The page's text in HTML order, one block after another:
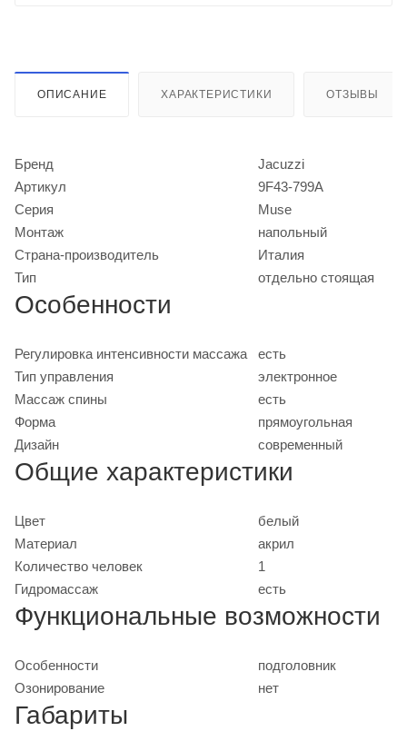
ОПИСАНИЕ ХАРАКТЕРИСТИКИ ОТЗЫВЫ
Бренд
Jacuzzi
Артикул
9F43-799A
Серия
Muse
Монтаж
напольный
Страна-производитель
Италия
Тип
отдельно стоящая
Особенности
Регулировка интенсивности массажа
есть
Тип управления
электронное
Массаж спины
есть
Форма
прямоугольная
Дизайн
современный
Общие характеристики
Цвет
белый
Материал
акрил
Количество человек
1
Гидромассаж
есть
Функциональные возможности
Особенности
подголовник
Озонирование
нет
Габариты